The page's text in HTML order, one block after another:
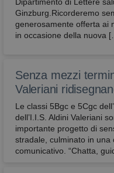
Ginzburg.Ricorderemo
generosamente offerta ai
in occasione della nuova
Senza mezzi
Valeriani
Le classi 5Bgc e 5Cgc
dell’I.I.S. Aldini Valeriani
importante progetto di
stradale, culminato in
comunicativo. “Chatta,
Tecnici
Sono i cookie che
navigazione o
dall’utente. Non
e sono
titolare del sito
alcune operazioni
o sarebbero più
ad esempio le
(visualizzazione